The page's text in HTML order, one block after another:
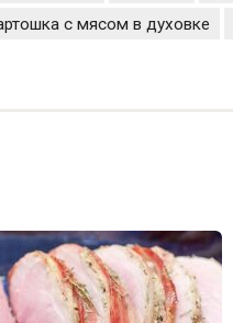
с мясом в духовке